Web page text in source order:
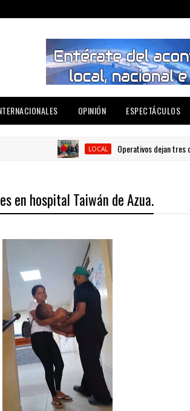
OPINIÓN ESPECTÁCULOS
LOCAL Operativos dejan tres
en hospital Taiwán de Azua.